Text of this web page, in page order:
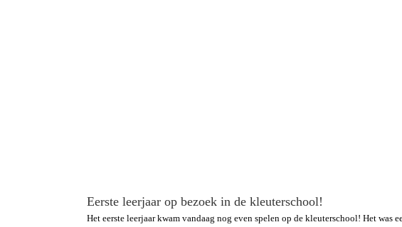
Eerste leerjaar op bezoek in de kleuterschool!
Het eerste leerjaar kwam vandaag nog even spelen op de kleuterschool! Het